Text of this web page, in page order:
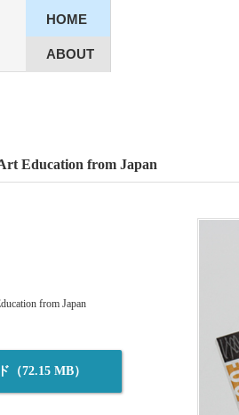
HOME
ABOUT
Education from Japan
from Japan
（72.15 MB）